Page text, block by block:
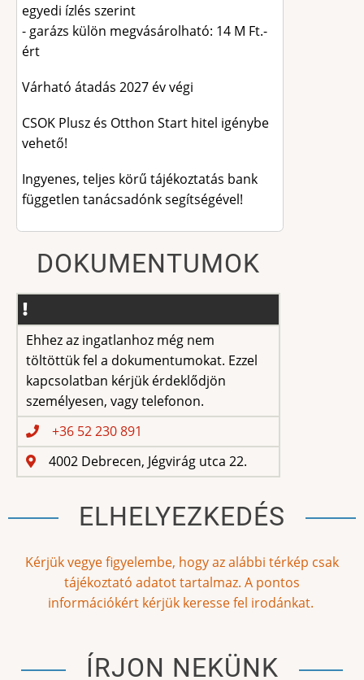
egyedi ízlés szerint
- garázs külön megvásárolható: 14 M Ft.-
ért
Várható átadás 2027 év végi
CSOK Plusz és Otthon Start hitel igénybe
vehető!
Ingyenes, teljes körű tájékoztatás bank
független tanácsadónk segítségével!
DOKUMENTUMOK
Ehhez az ingatlanhoz még nem
töltöttük fel a dokumentumokat. Ezzel
kapcsolatban kérjük érdeklődjön
személyesen, vagy telefonon.
+36 52 230 891
4002 Debrecen, Jégvirág utca 22.
ELHELYEZKEDÉS
Kérjük vegye figyelembe, hogy az alábbi térkép csak
tájékoztató adatot tartalmaz. A pontos
információkért kérjük keresse fel irodánkat.
ÍRJON NEKÜNK